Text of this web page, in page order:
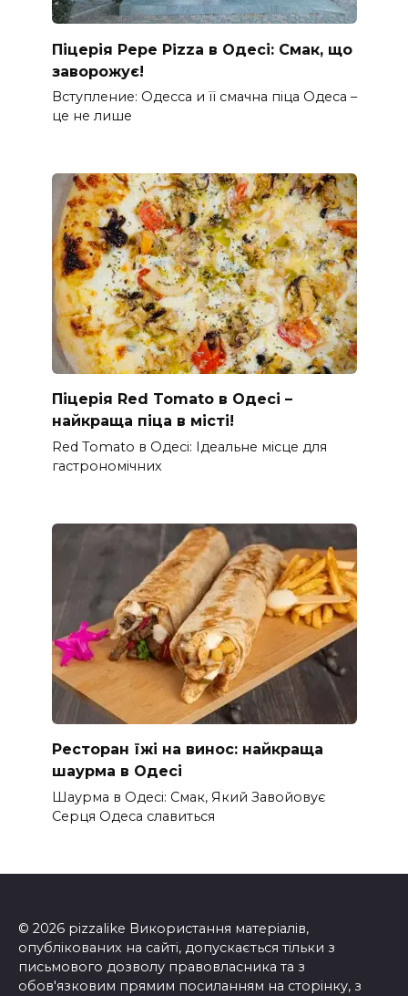
Піцерія Pepe Pizza в Одесі: Смак, що
заворожує!
Вступление: Одесса и її смачна піца Одеса –
це не лише
Піцерія Red Tomato в Одесі –
найкраща піца в місті!
Red Tomato в Одесі: Ідеальне місце для
гастрономічних
Ресторан їжі на винос: найкраща
шаурма в Одесі
Шаурма в Одесі: Смак, Який Завойовує
Серця Одеса славиться
© 2026 pizzalike Використання матеріалів,
опублікованих на сайті, допускається тільки з
письмового дозволу правовласника та з
обов'язковим прямим посиланням на сторінку, з